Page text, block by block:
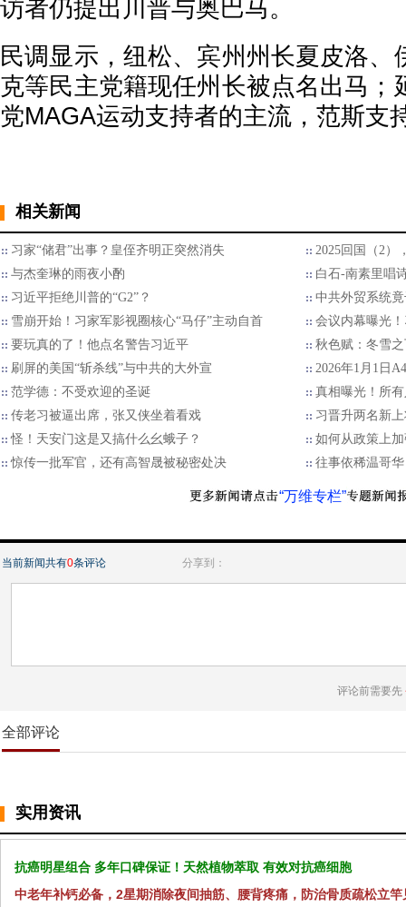
访者仍提出川普与奥巴马。
民调显示，纽松、宾州州长夏皮洛、
克等民主党籍现任州长被点名出马；
党MAGA运动支持者的主流，范斯支
相关新闻
习家“储君”出事？皇侄齐明正突然消失
2025回国（2）
与杰奎琳的雨夜小酌
白石-南素里唱
习近平拒绝川普的“G2”？
中共外贸系统
雪崩开始！习家军影视圈核心“马仔”主动自首
会议内幕曝光
要玩真的了！他点名警告习近平
秋色赋：冬雪
刷屏的美国“斩杀线”与中共的大外宣
2026年1月1日
范学德：不受欢迎的圣诞
真相曝光！所
传老习被逼出席，张又侠坐着看戏
习晋升两名新
怪！天安门这是又搞什么幺蛾子？
如何从政策上
惊传一批军官，还有高智晟被秘密处决
往事依稀温哥华
“万维专栏”
当前新闻共有0条评论 分享到：
评论前需要先
全部评论
实用资讯
抗癌明星组合 多年口碑保证！天然植物萃取 有效对抗癌细胞
中老年补钙必备，2星期消除夜间抽筋、腰背疼痛，防治骨质疏松立竿